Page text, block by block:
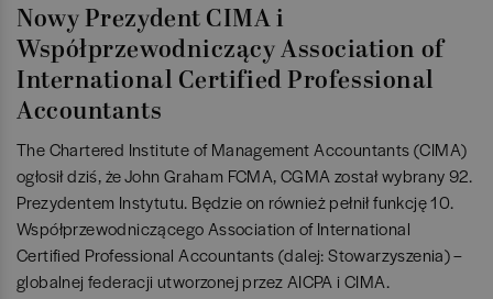
Nowy Prezydent CIMA i
Współprzewodniczący Association of
International Certified Professional
Accountants
The Chartered Institute of Management Accountants (CIMA)
ogłosił dziś, że John Graham FCMA, CGMA został wybrany 92.
Prezydentem Instytutu. Będzie on również pełnił funkcję 10.
Współprzewodniczącego Association of International
Certified Professional Accountants (dalej: Stowarzyszenia) –
globalnej federacji utworzonej przez AICPA i CIMA.